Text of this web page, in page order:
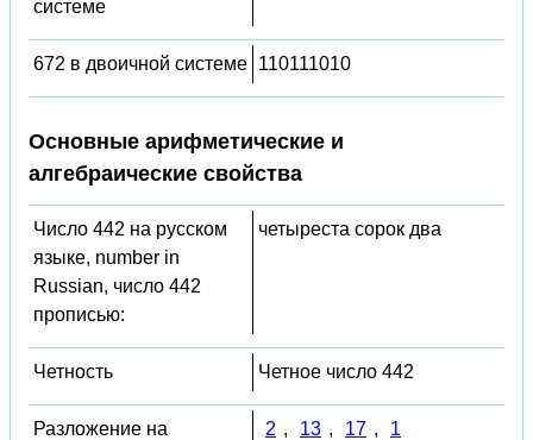
системе
672 в двоичной системе 110111010
Основные арифметические и
алгебраические свойства
Число 442 на русском
языке, number in
Russian, число 442
прописью:
четыреста сорок два
Четность Четное число 442
Разложение на
2 , 13 , 17 , 1